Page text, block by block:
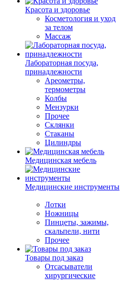
Красота и здоровье
Косметология и уход
за телом
Массаж
Лабораторная посуда,
принадлежности
Ареометры,
термометры
Колбы
Мензурки
Прочее
Склянки
Стаканы
Цилиндры
Медицинская мебель
Медицинские инструменты
Лотки
Ножницы
Пинцеты, зажимы,
скальпели, нити
Прочее
Товары под заказ
Отсасыватели
хирургические